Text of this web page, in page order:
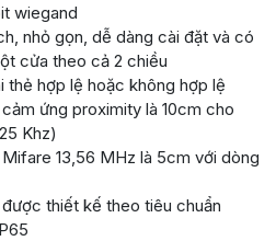
wiegand
nhỏ gọn, dễ dàng cài đặt và có
cửa theo cả 2 chiều
thẻ hợp lệ hoặc không hợp lệ
ứng proximity là 10cm cho
Khz)
13,56 MHz là 5cm với dòng
thiết kế theo tiêu chuẩn